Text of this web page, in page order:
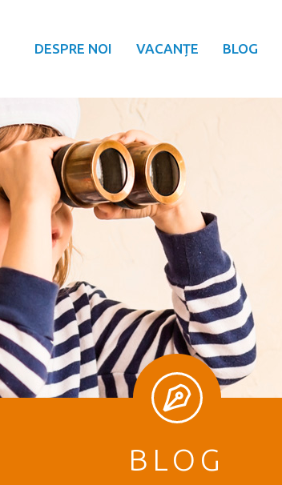
DESPRE NOI VACANȚE BLOG
BLOG